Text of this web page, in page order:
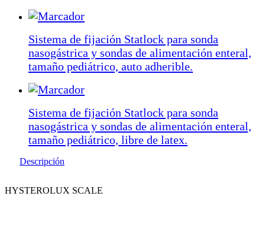
Sistema de fijación Statlock para sonda
nasogástrica y sondas de alimentación enteral,
tamaño pediátrico, auto adherible.
Sistema de fijación Statlock para sonda
nasogástrica y sondas de alimentación enteral,
tamaño pediátrico, libre de latex.
Descripción
HYSTEROLUX SCALE